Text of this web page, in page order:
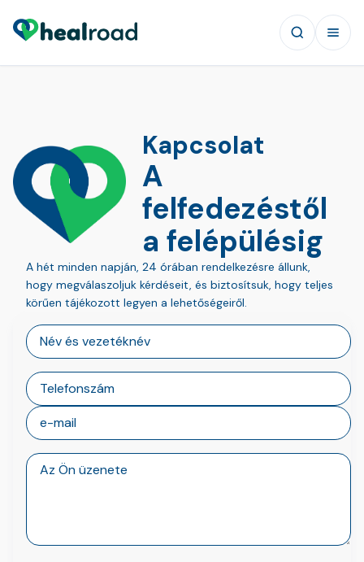
Kapcsolat
A
felfedezéstől
a felépülésig
A hét minden napján, 24 órában rendelkezésre állunk,
hogy megválaszoljuk kérdéseit, és biztosítsuk, hogy teljes
körűen tájékozott legyen a lehetőségeiről.